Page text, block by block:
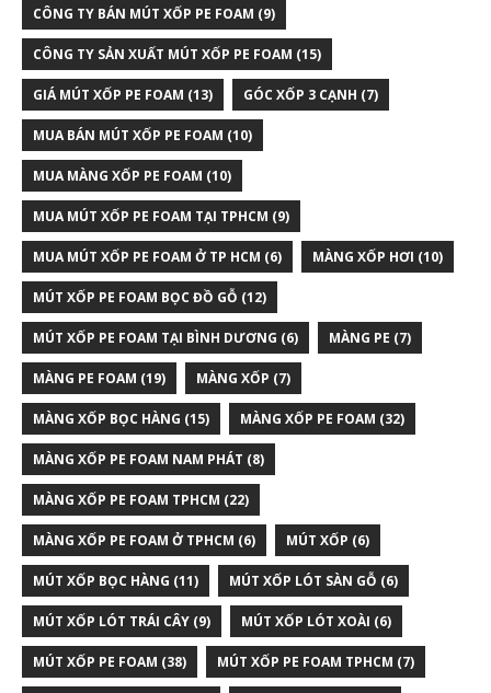
CÔNG TY BÁN MÚT XỐP PE FOAM (9)
CÔNG TY SẢN XUẤT MÚT XỐP PE FOAM (15)
GIÁ MÚT XỐP PE FOAM (13) GÓC XỐP 3 CẠNH (7)
MUA BÁN MÚT XỐP PE FOAM (10)
MUA MÀNG XỐP PE FOAM (10)
MUA MÚT XỐP PE FOAM TẠI TPHCM (9)
MUA MÚT XỐP PE FOAM Ở TP HCM (6) MÀNG XỐP HƠI (10)
MÚT XỐP PE FOAM BỌC ĐỒ GỖ (12)
MÚT XỐP PE FOAM TẠI BÌNH DƯƠNG (6) MÀNG PE (7)
MÀNG PE FOAM (19) MÀNG XỐP (7)
MÀNG XỐP BỌC HÀNG (15) MÀNG XỐP PE FOAM (32)
MÀNG XỐP PE FOAM NAM PHÁT (8)
MÀNG XỐP PE FOAM TPHCM (22)
MÀNG XỐP PE FOAM Ở TPHCM (6) MÚT XỐP (6)
MÚT XỐP BỌC HÀNG (11) MÚT XỐP LÓT SÀN GỖ (6)
MÚT XỐP LÓT TRÁI CÂY (9) MÚT XỐP LÓT XOÀI (6)
MÚT XỐP PE FOAM (38) MÚT XỐP PE FOAM TPHCM (7)